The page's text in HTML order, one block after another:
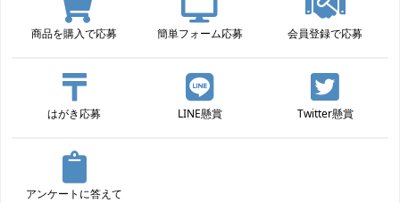
商品を購入で応募 簡単フォーム応募 会員登録で応募
はがき応募 LINE懸賞 Twitter懸賞
アンケートに答えて